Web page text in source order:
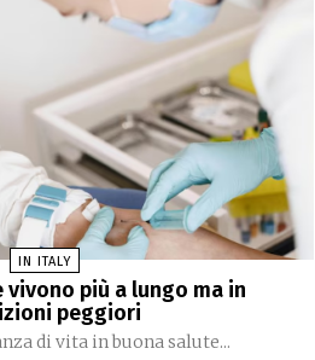
IN ITALY
vivono più a lungo ma in
peggiori
di vita in buona salute...